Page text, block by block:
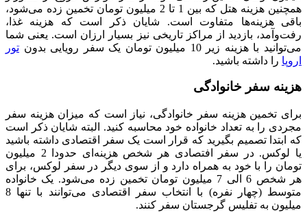
همچنین هزینه هتل که بین 1 تا 2 میلیون تومان تخمین زده می‌شود،
باقی هزینه‌ها متفاوت است. شایان ذکر است که هزینه غذا،
رفت‌وآمد، بازدید از مراکز تاریخی نیز بسیار ارزان است. یعنی شما
می‌توانید با هزینه زیر 10 میلیون تومان یک سفر رویایی بدون
تور
اروپا را داشته باشید.
هزینه سفر خانوادگی
برای تخمین هزینه سفر خانوادگی، نیاز است که میزان هزینه سفر
مجردی را به تعداد خانواده خود محاسبه کنید. البته شایان ذکر است
که ابتدا تصمیم بگیرید که قرار است یک سفر اقتصادی داشته باشید
یا لوکس. در سفر افتصادی هر شخص هزینه‌ای حدودا 2 میلیون
تومان را با خود به همراه دارد و از سوی دیگر در سفر لوکس، برای
هر شخص 6 الی 7 میلیون تومان تخمین زده می‌شود. یک خانواده
متوسط (چهار نفره) با انتخاب سفر اقتصادی می‌توانند با تنها 8
میلیون به تفلیس گرجستان سفر کنند.